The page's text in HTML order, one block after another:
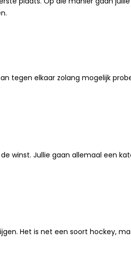
tegen elkaar zolang mogelijk
winst. Jullie gaan allemaal een
Het is net een soort hockey,